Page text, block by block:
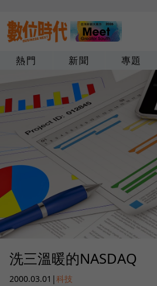
熱門 新聞 專題
洗三溫暖的NASDAQ
2000.03.01 |科技